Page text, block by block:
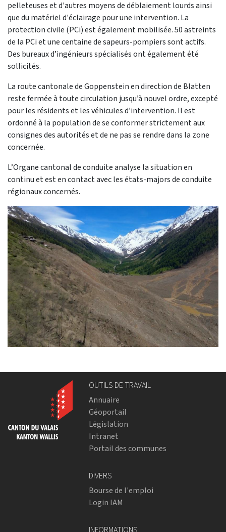
pelleteuses et d'autres moyens de déblaiement lourds ainsi
que du matériel d'éclairage pour une intervention. La
protection civile (PCi) est également mobilisée. 50 astreints
de la PCi et une centaine de sapeurs-pompiers sont actifs.
Des bureaux d’ingénieurs spécialisés ont également été
sollicités.
La route cantonale de Goppenstein en direction de Blatten
reste fermée à toute circulation jusqu’à nouvel ordre, excepté
pour les résidents et les véhicules d’intervention. Il est
ordonné à la population de se conformer strictement aux
consignes des autorités et de ne pas se rendre dans la zone
concernée.
L’Organe cantonal de conduite analyse la situation en
continu et est en contact avec les états-majors de conduite
régionaux concernés.
OUTILS DE TRAVAIL
Annuaire
Géoportail
Législation
Intranet
Portail des communes
DIVERS
Bourse de l'emploi
Login IAM
INFORMATIONS